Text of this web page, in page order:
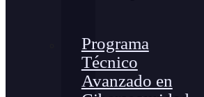
Programa
Técnico
Avanzado en